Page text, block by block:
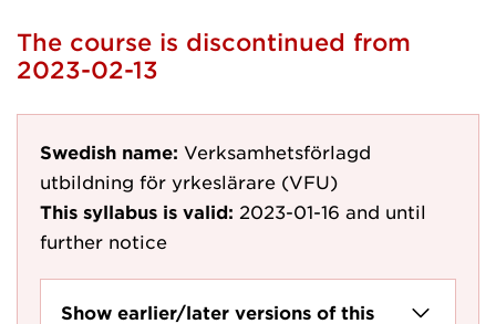
The course is discontinued from
2023-02-13
Swedish name: Verksamhetsförlagd
utbildning för yrkeslärare (VFU)
This syllabus is valid: 2023-01-16 and until
further notice
Show earlier/later versions of this